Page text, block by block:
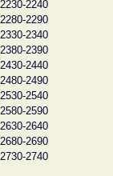
2230-2240
2280-2290
2330-2340
2380-2390
2430-2440
2480-2490
2530-2540
2580-2590
2630-2640
2680-2690
2730-2740